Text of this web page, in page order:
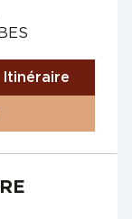
Itinéraire